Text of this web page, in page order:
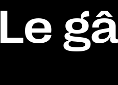
Le